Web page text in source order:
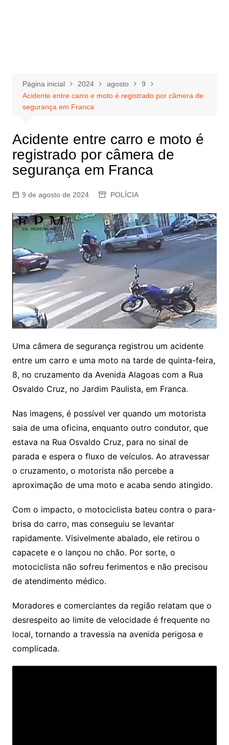
Página inicial 2024 agosto
9
Acidente entre carro e moto é registrado por câmera de
segurança em Franca
Acidente entre carro e moto é
registrado por câmera de
segurança em Franca
9 de agosto de 2024 POLÍCIA
Uma câmera de segurança registrou um acidente
entre um carro e uma moto na tarde de quinta-feira,
8, no cruzamento da Avenida Alagoas com a Rua
Osvaldo Cruz, no Jardim Paulista, em Franca.
Nas imagens, é possível ver quando um motorista
saia de uma oficina, enquanto outro condutor, que
estava na Rua Osvaldo Cruz, para no sinal de
parada e espera o fluxo de veículos. Ao atravessar
o cruzamento, o motorista não percebe a
aproximação de uma moto e acaba sendo atingido.
Com o impacto, o motociclista bateu contra o para-
brisa do carro, mas conseguiu se levantar
rapidamente. Visivelmente abalado, ele retirou o
capacete e o lançou no chão. Por sorte, o
motociclista não sofreu ferimentos e não precisou
de atendimento médico.
Moradores e comerciantes da região relatam que o
desrespeito ao limite de velocidade é frequente no
local, tornando a travessia na avenida perigosa e
complicada.